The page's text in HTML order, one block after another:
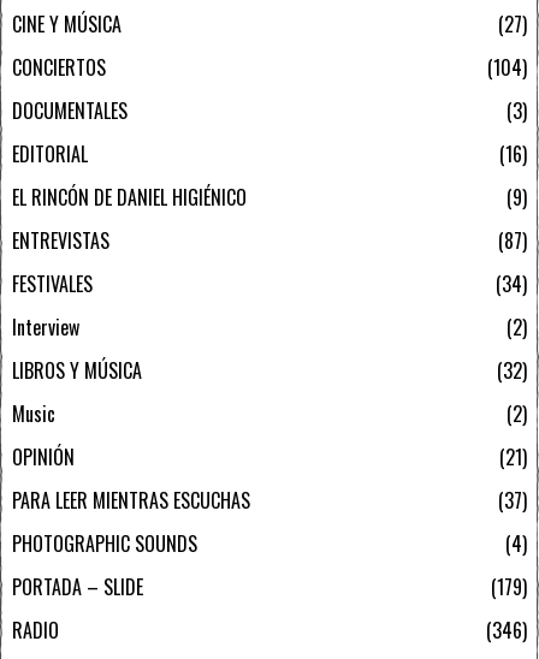
CINE Y MÚSICA
27
CONCIERTOS
104
DOCUMENTALES
3
EDITORIAL
16
EL RINCÓN DE DANIEL HIGIÉNICO
9
ENTREVISTAS
87
FESTIVALES
34
Interview
2
LIBROS Y MÚSICA
32
Music
2
OPINIÓN
21
PARA LEER MIENTRAS ESCUCHAS
37
PHOTOGRAPHIC SOUNDS
4
PORTADA – SLIDE
179
RADIO
346